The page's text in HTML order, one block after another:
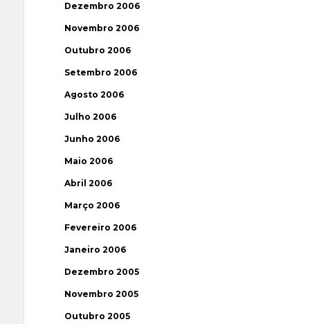
Dezembro 2006
Novembro 2006
Outubro 2006
Setembro 2006
Agosto 2006
Julho 2006
Junho 2006
Maio 2006
Abril 2006
Março 2006
Fevereiro 2006
Janeiro 2006
Dezembro 2005
Novembro 2005
Outubro 2005